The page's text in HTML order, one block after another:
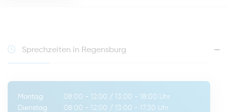
Sprechzeiten in Regensburg
Montag 08:00 - 12:00 / 13:00 - 18:00 Uhr
Dienstag
08:00 - 12:00 / 13:00 - 17:30 Uhr